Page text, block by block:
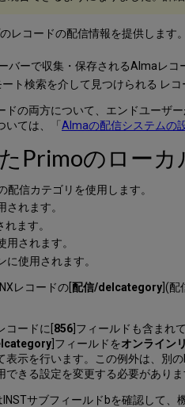
レコードの配信情報を提供しま
ーで収集・保存されるAlmaレコ
ト検索を介して見つけられる レコ
ドの両方について、エンドユーザ
いては、「Almaの配信システムの
Primoのロー
信カテゴリを使用します。
れます。
ます。
されます。
使用されます。
レコードの[配信/delcategory](配
コードに[856]フィールドも含まれ
]フィールドをオンライン
表示を行います。この例外は、別
きる設定を変更する必要があり
サブフィールドbを確認して、